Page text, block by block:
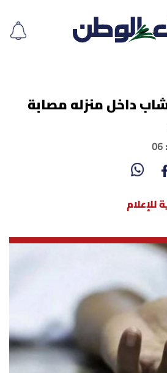
داخل منزله مصابة
للإعلام